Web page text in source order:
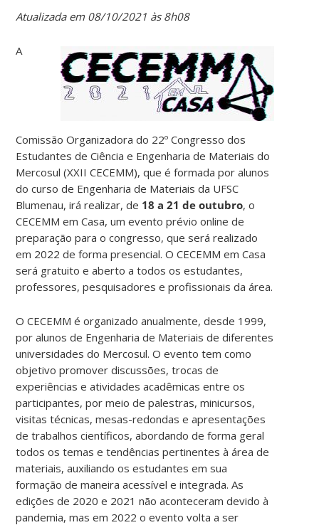
Atualizada em 08/10/2021 às 8h08
A
Comissão Organizadora do 22º Congresso dos
Estudantes de Ciência e Engenharia de Materiais do
Mercosul (XXII CECEMM), que é formada por alunos
do curso de Engenharia de Materiais da UFSC
Blumenau, irá realizar, de 18 a 21 de outubro, o
CECEMM em Casa, um evento prévio online de
preparação para o congresso, que será realizado
em 2022 de forma presencial. O CECEMM em Casa
será gratuito e aberto a todos os estudantes,
professores, pesquisadores e profissionais da área.
O CECEMM é organizado anualmente, desde 1999,
por alunos de Engenharia de Materiais de diferentes
universidades do Mercosul. O evento tem como
objetivo promover discussões, trocas de
experiências e atividades acadêmicas entre os
participantes, por meio de palestras, minicursos,
visitas técnicas, mesas-redondas e apresentações
de trabalhos científicos, abordando de forma geral
todos os temas e tendências pertinentes à área de
materiais, auxiliando os estudantes em sua
formação de maneira acessível e integrada. As
edições de 2020 e 2021 não aconteceram devido à
pandemia, mas em 2022 o evento volta a ser